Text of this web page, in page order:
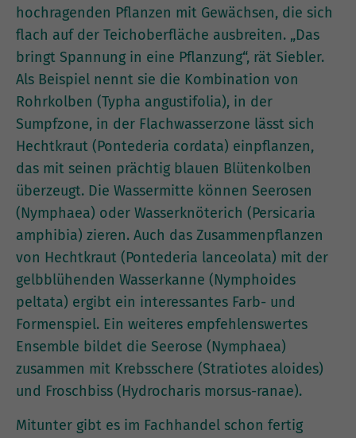
hochragenden Pflanzen mit Gewächsen, die sich
flach auf der Teichoberfläche ausbreiten. „Das
bringt Spannung in eine Pflanzung“, rät Siebler.
Als Beispiel nennt sie die Kombination von
Rohrkolben (Typha angustifolia), in der
Sumpfzone, in der Flachwasserzone lässt sich
Hechtkraut (Pontederia cordata) einpflanzen,
das mit seinen prächtig blauen Blütenkolben
überzeugt. Die Wassermitte können Seerosen
(Nymphaea) oder Wasserknöterich (Persicaria
amphibia) zieren. Auch das Zusammenpflanzen
von Hechtkraut (Pontederia lanceolata) mit der
gelbblühenden Wasserkanne (Nymphoides
peltata) ergibt ein interessantes Farb- und
Formenspiel. Ein weiteres empfehlenswertes
Ensemble bildet die Seerose (Nymphaea)
zusammen mit Krebsschere (Stratiotes aloides)
und Froschbiss (Hydrocharis morsus-ranae).
Mitunter gibt es im Fachhandel schon fertig